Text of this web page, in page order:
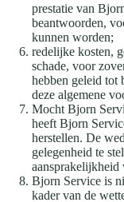
prestatie van
beantwoorden,
kunnen worden;
redelijke kosten,
schade, voor
hebben geleid tot
deze algemene
Mocht Bjorn
heeft Bjorn
herstellen. De
gelegenheid te
aansprakelijkheid
Bjorn Service is
kader van de